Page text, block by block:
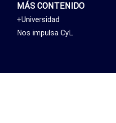
MÁS CONTENIDO
+Universidad
Nos impulsa CyL